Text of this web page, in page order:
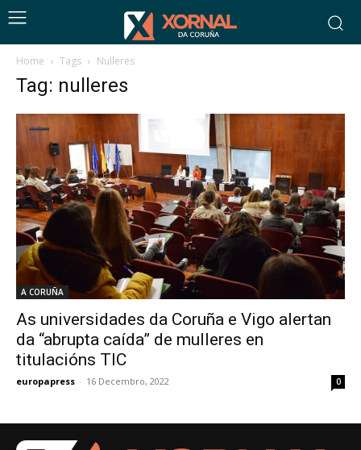
Home Tags Nulleres
Tag: nulleres
A CORUÑA
As universidades da Coruña e Vigo alertan
da “abrupta caída” de mulleres en
titulacións TIC
europapress - 16 Decembro, 2022 0